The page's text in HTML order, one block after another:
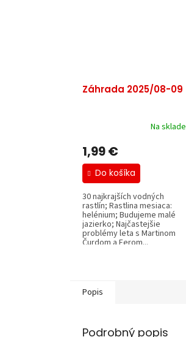
Záhrada 2025/08-09
Na sklade
1,99 €
Do košíka
30 najkrajších vodných
rastlín; Rastlina mesiaca:
helénium; Budujeme malé
jazierko; Najčastejšie
problémy leta s Martinom
Čurdom a Ferom...
Popis
Podrobný popis